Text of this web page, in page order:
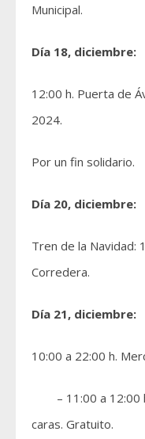
Municipal.
Día 18, diciembre:
12:00 h. Puerta de
2024.
Por un fin solidario.
Día 20, diciembre:
Tren de la Navidad:
Corredera.
Día 21, diciembre:
10:00 a 22:00 h.
– 11:00 a 12:00
caras. Gratuito.